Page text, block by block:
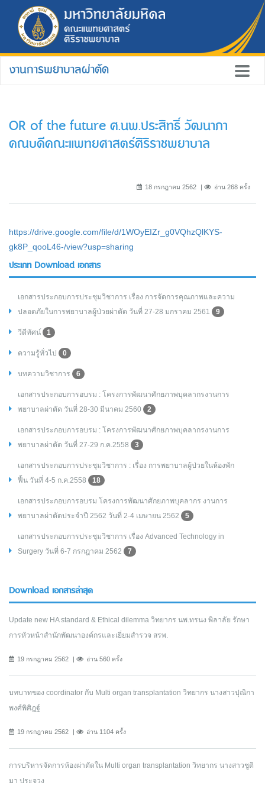
งานการพยาบาลผ่าตัด
OR of the future ศ.นพ.ประสิทธิ์ วัฒนาภา
คณบดีคณะแพทยศาสตร์ศิริราชพยาบาล
18 กรกฎาคม 2562 อ่าน 268 ครั้ง
https://drive.google.com/file/d/1WOyEIZr_g0VQhzQlKYS-
gk8P_qooL46-/view?usp=sharing
ประเภท Download เอกสาร
เอกสารประกอบการประชุมวิชาการ เรื่อง การจัดการคุณภาพและความ
ปลอดภัยในการพยาบาลผู้ป่วยผ่าตัด วันที่ 27-28 มกราคม 2561
9
วีดีทัศน์ 1
ความรู้ทั่วไป 0
บทความวิชาการ 6
เอกสารประกอบการอบรม : โครงการพัฒนาศักยภาพบุคลากรงานการ
พยาบาลผ่าตัด วันที่ 28-30 มีนาคม 2560
2
เอกสารประกอบการอบรม : โครงการพัฒนาศักยภาพบุคลากรงานการ
พยาบาลผ่าตัด วันที่ 27-29 ก.ค.2558
3
เอกสารประกอบการประชุมวิชาการ : เรื่อง การพยาบาลผู้ป่วยในห้องพัก
ฟื้น วันที่ 4-5 ก.ค.2558
18
เอกสารประกอบการอบรม โครงการพัฒนาศักยภาพบุคลากร งานการ
พยาบาลผ่าตัดประจำปี 2562 วันที่ 2-4 เมษายน 2562
5
เอกสารประกอบการประชุมวิชาการ เรื่อง Advanced Technology in
Surgery วันที่ 6-7 กรกฎาคม 2562
7
Download เอกสารล่าสุด
Update new HA standard & Ethical dilemma วิทยากร นพ.ทรนง พิลาลัย รักษา
การหัวหน้าสำนักพัฒนาองค์กรและเยี่ยมสำรวจ สรพ.
19 กรกฎาคม 2562 อ่าน 560 ครั้ง
บทบาทของ coordinator กับ Multi organ transplantation วิทยากร นางสาวปุณิกา
พงศ์พิศิฎฐ์
19 กรกฎาคม 2562 อ่าน 1104 ครั้ง
การบริหารจัดการห้องผ่าตัดใน Multi organ transplantation วิทยากร นางสาวชูติ
มา ประจวง